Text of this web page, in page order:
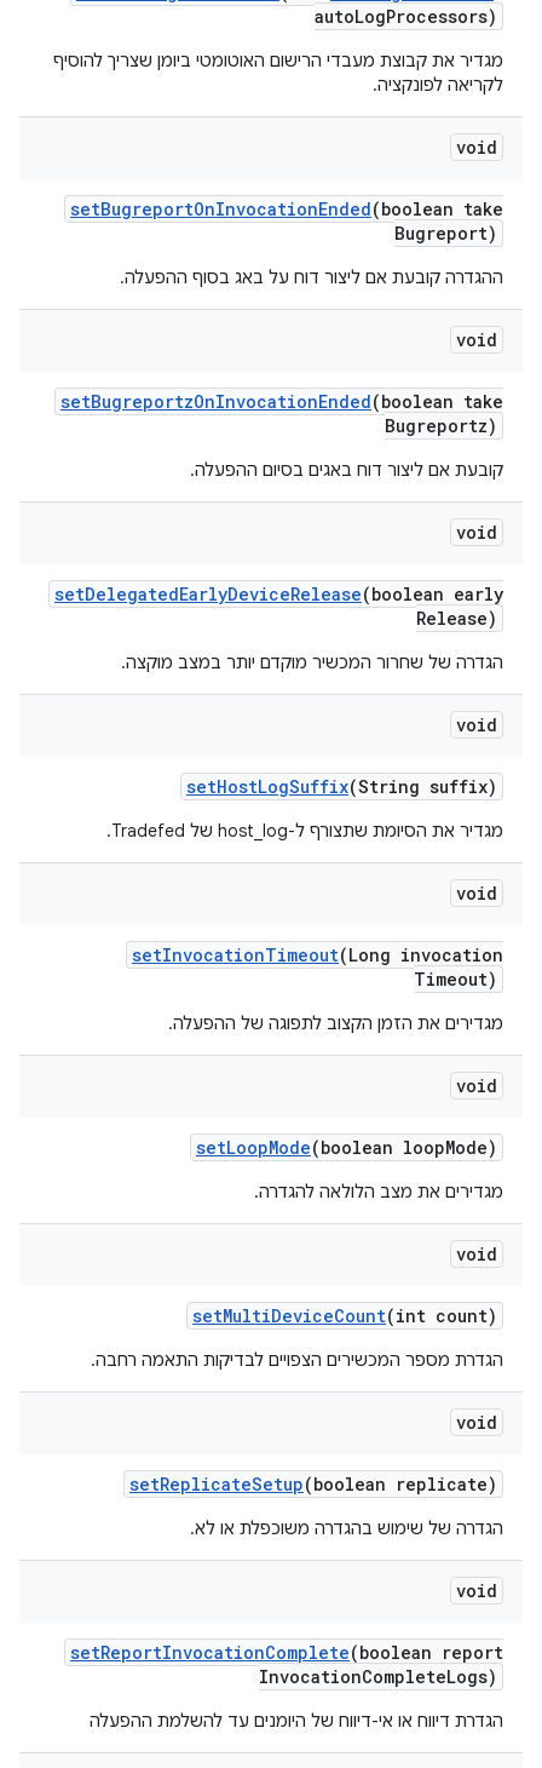
autoLogProcessors)
מגדיר את קבוצת מעבדי הרישום האוטומטי ביומן שצריך להוסיף
לקריאה לפונקציה.
void
setBugreportOnInvocationEnded(boolean take
Bugreport)
ההגדרה קובעת אם ליצור דוח על באג בסוף ההפעלה.
void
setBugreportzOnInvocationEnded(boolean take
Bugreportz)
קובעת אם ליצור דוח באגים בסיום ההפעלה.
void
setDelegatedEarlyDeviceRelease(boolean early
Release)
הגדרה של שחרור המכשיר מוקדם יותר במצב מוקצה.
void
setHostLogSuffix(String suffix)
מגדיר את הסיומת שתצורף ל-host_log של Tradefed.
void
setInvocationTimeout(Long invocation
Timeout)
מגדירים את הזמן הקצוב לתפוגה של ההפעלה.
void
setLoopMode(boolean loopMode)
מגדירים את מצב הלולאה להגדרה.
void
setMultiDeviceCount(int count)
הגדרת מספר המכשירים הצפויים לבדיקות התאמה רחבה.
void
setReplicateSetup(boolean replicate)
הגדרה של שימוש בהגדרה משוכפלת או לא.
void
setReportInvocationComplete(boolean report
InvocationCompleteLogs)
הגדרת דיווח או אי-דיווח של היומנים עד להשלמת ההפעלה